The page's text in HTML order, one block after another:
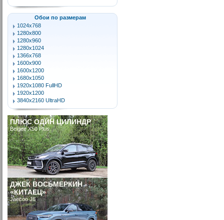
Обои по размерам
1024x768
1280x800
1280x960
1280x1024
1366x768
1600x900
1600x1200
1680x1050
1920x1080 FullHD
1920x1200
3840x2160 UltraHD
ПЛЮС ОДИН ЦИЛИНДР
Belgee X50 Plus
ДЖЕК ВОСЬМЕРКИН -
«КИТАЕЦ»
Jaecoo J8